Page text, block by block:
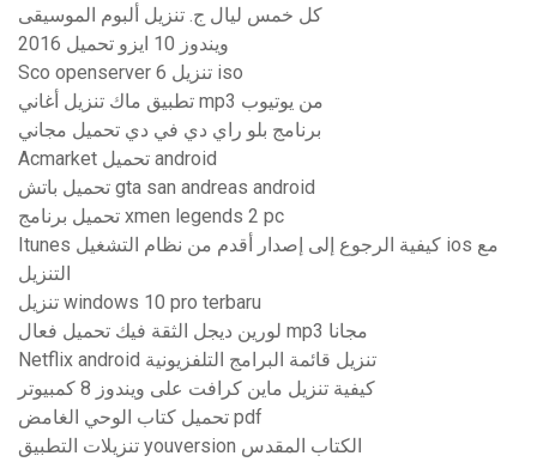
كل خمس ليال ج. تنزيل ألبوم الموسيقى
ويندوز 10 ايزو تحميل 2016
Sco openserver 6 تنزيل iso
تطبيق ماك تنزيل أغاني mp3 من يوتيوب
برنامج بلو راي دي في دي تحميل مجاني
Acmarket تحميل android
تحميل باتش gta san andreas android
تحميل برنامج xmen legends 2 pc
Itunes كيفية الرجوع إلى إصدار أقدم من نظام التشغيل ios مع
التنزيل
تنزيل windows 10 pro terbaru
لورين ديجل الثقة فيك تحميل فعال mp3 مجانا
Netflix android تنزيل قائمة البرامج التلفزيونية
كيفية تنزيل ماين كرافت على ويندوز 8 كمبيوتر
تحميل كتاب الوحي الغامض pdf
تنزيلات التطبيق youversion الكتاب المقدس